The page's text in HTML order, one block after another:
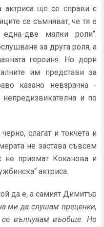
актриса ще се справи с
се съмняват, че тя е
една-две малки роли“.
за друга роля, а
героиня. Но дори
им представи за
казано невзрачна -
и по
слагат и токчета и
не застава съвсем
приемат Коканова и
актриса.
да е, а самият Димитър
ми да слушам преценки,
се вълнувам въобще. Но